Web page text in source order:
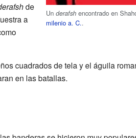
Underafsh encontrado en
milenio a. C..
de
a
cuadrados de tela y el águila
en las batallas.